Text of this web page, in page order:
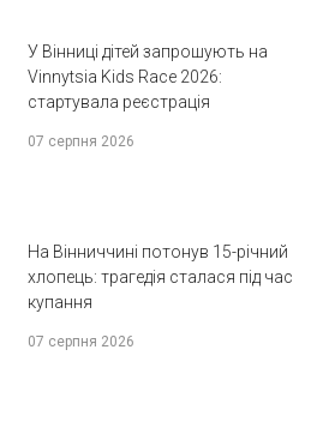
У Вінниці дітей запрошують на
Vinnytsia Kids Race 2026:
стартувала реєстрація
07 серпня 2026
На Вінниччині потонув 15-річний
хлопець: трагедія сталася під час
купання
07 серпня 2026